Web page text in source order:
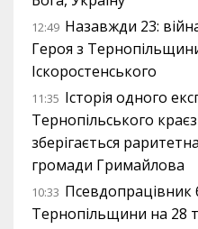
12:49 Назавжди 23:
Героя з
Іскоростенського
11:35 Історія одного
Тернопільського
зберігається
громади Гримайлова
10:33
Тернопільщини на 28